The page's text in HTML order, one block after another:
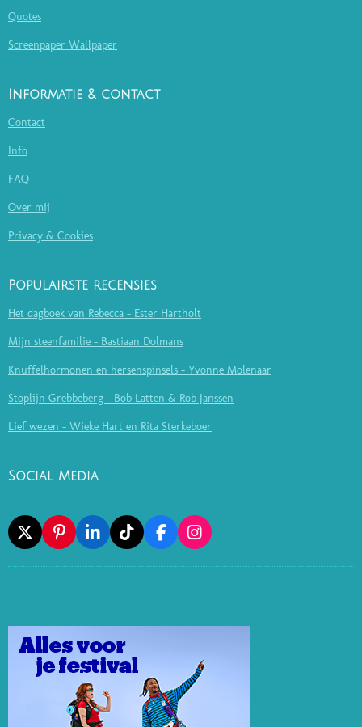
Quotes
Screenpaper Wallpaper
Informatie & contact
Contact
Info
FAQ
Over mij
Privacy & Cookies
Populairste recensies
Het dagboek van Rebecca - Ester Hartholt
Mijn steenfamilie - Bastiaan Dolmans
Knuffelhormonen en hersenspinsels - Yvonne Molenaar
Stoplijn Grebbeberg - Bob Latten & Rob Janssen
Lief wezen - Wieke Hart en Rita Sterkeboer
Social Media
X
P
I
N
E
S
T
L
I
N
I
N
T
I
K
F
A
C
O
I
N
S
R
M